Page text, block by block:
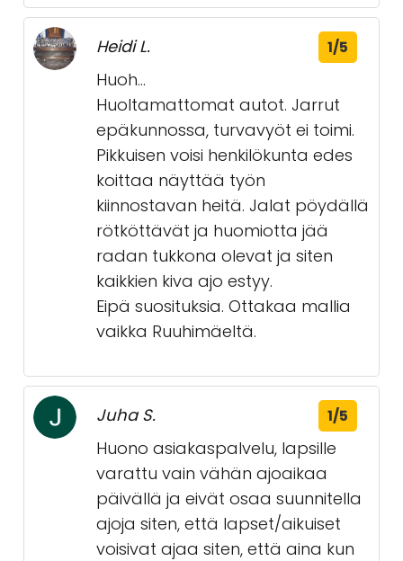
Heidi L. 1/5
Huoh...
Huoltamattomat autot. Jarrut
epäkunnossa, turvavyöt ei toimi.
Pikkuisen voisi henkilökunta edes
koittaa näyttää työn
kiinnostavan heitä. Jalat pöydällä
rötköttävät ja huomiotta jää
radan tukkona olevat ja siten
kaikkien kiva ajo estyy.
Eipä suosituksia. Ottakaa mallia
vaikka Ruuhimäeltä.
Juha S. 1/5
Huono asiakaspalvelu, lapsille
varattu vain vähän ajoaikaa
päivällä ja eivät osaa suunnitella
ajoja siten, että lapset/aikuiset
voisivat ajaa siten, että aina kun